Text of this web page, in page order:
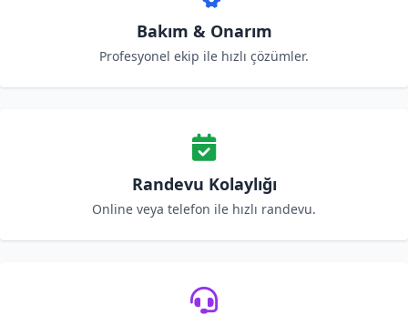
Bakım & Onarım
Profesyonel ekip ile hızlı çözümler.
Randevu Kolaylığı
Online veya telefon ile hızlı randevu.